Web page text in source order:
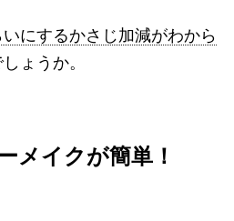
いにするかさじ加減がわから
ょうか。
メイクが簡単！